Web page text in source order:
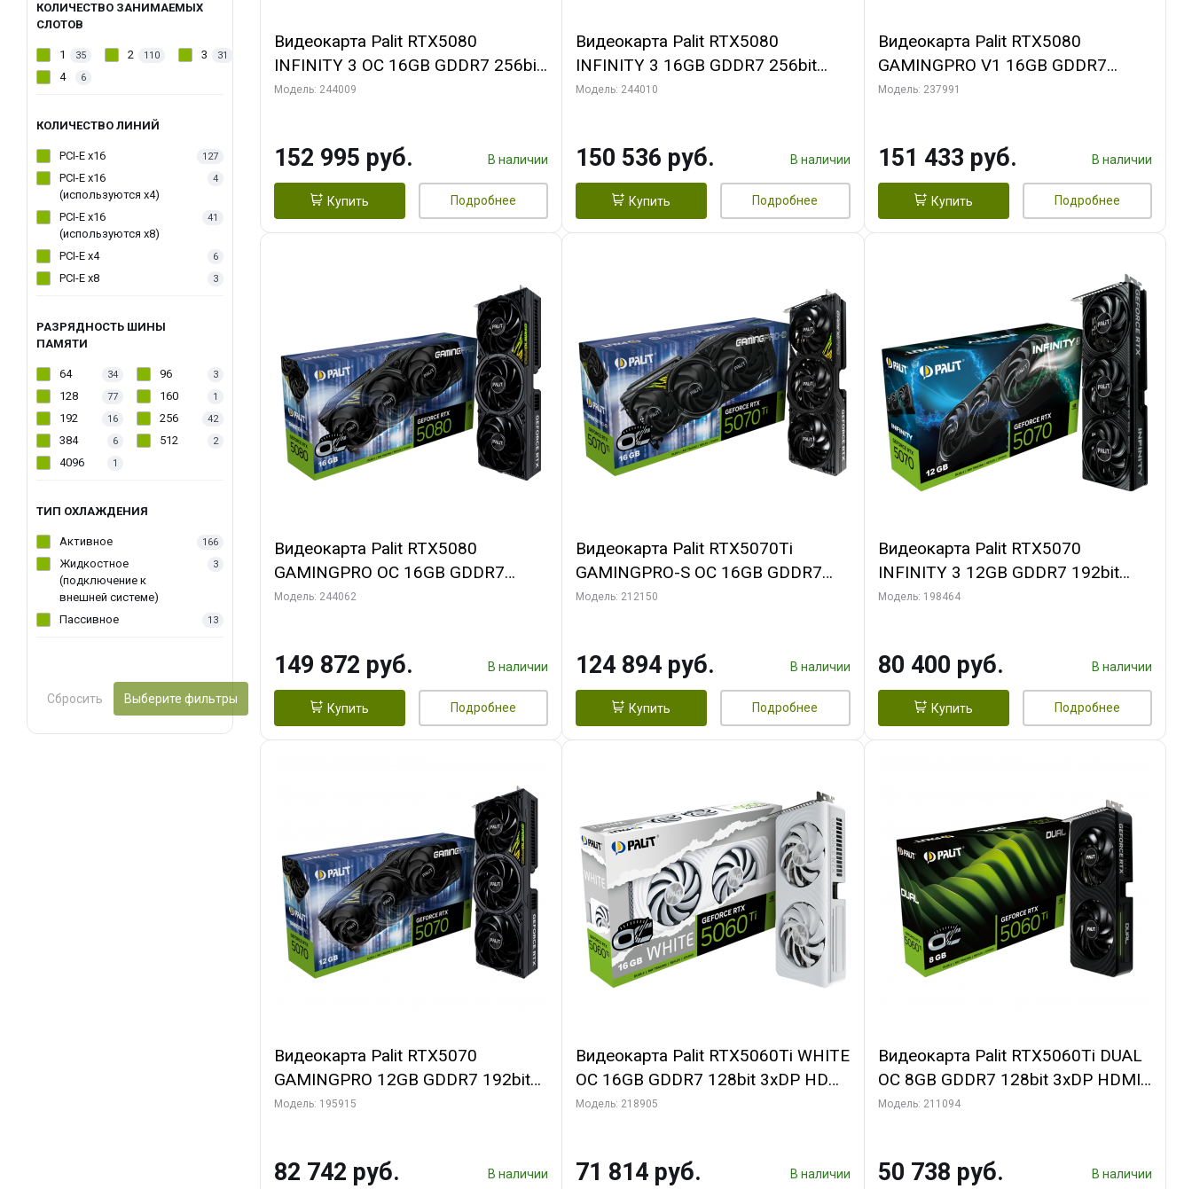
КОЛИЧЕСТВО ЗАНИМАЕМЫХ
СЛОТОВ
1 35 2 110 3 31
4 6
КОЛИЧЕСТВО ЛИНИЙ
PCI-E x16 127
PCI-E x16
(используются х4)
4
PCI-E x16
(используются х8)
41
PCI-E x4 6
PCI-E x8 3
РАЗРЯДНОСТЬ ШИНЫ
ПАМЯТИ
64 34 96 3
128 77 160 1
192 16 256 42
384 6 512 2
4096 1
ТИП ОХЛАЖДЕНИЯ
Активное 166
Жидкостное
(подключение к
внешней системе)
3
Пассивное 13
Сбросить Выберите фильтры
Видеокарта Palit RTX5080
INFINITY 3 OC 16GB GDDR7 256bit
3xDP HDMI 3FAN RTL
Модель: 244009
152 995 руб. В наличии
Купить Подробнее
Видеокарта Palit RTX5080
INFINITY 3 16GB GDDR7 256bit
3xDP HDMI 3FAN RTL
Модель: 244010
150 536 руб. В наличии
Купить Подробнее
Видеокарта Palit RTX5080
GAMINGPRO V1 16GB GDDR7
256bit 3xDP HDMI 3FAN RTL
Модель: 237991
151 433 руб. В наличии
Купить Подробнее
Видеокарта Palit RTX5080
GAMINGPRO OC 16GB GDDR7
256bit 3xDP HDMI 3FAN RTL
Модель: 244062
149 872 руб. В наличии
Купить Подробнее
Видеокарта Palit RTX5070Ti
GAMINGPRO-S OC 16GB GDDR7
256bit 3xDP HDMI 3FAN RTL
Модель: 212150
124 894 руб. В наличии
Купить Подробнее
Видеокарта Palit RTX5070
INFINITY 3 12GB GDDR7 192bit
3xDP HDMI 3FAN RTL
Модель: 198464
80 400 руб. В наличии
Купить Подробнее
Видеокарта Palit RTX5070
GAMINGPRO 12GB GDDR7 192bit
3xDP HDMI 3FAN RTL
Модель: 195915
82 742 руб. В наличии
Видеокарта Palit RTX5060Ti WHITE
OC 16GB GDDR7 128bit 3xDP HDMI
2FAN RTL
Модель: 218905
71 814 руб. В наличии
Видеокарта Palit RTX5060Ti DUAL
OC 8GB GDDR7 128bit 3xDP HDMI
2FAN RTL
Модель: 211094
50 738 руб. В наличии